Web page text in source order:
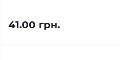
41.00 грн.